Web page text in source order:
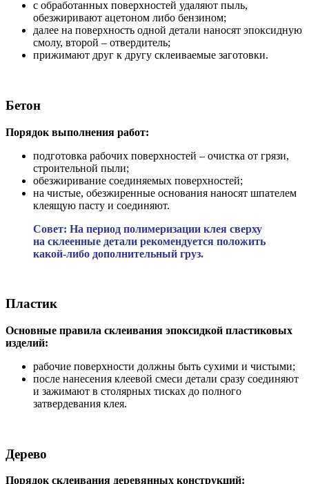
с обработанных поверхностей удаляют пыль,
обезжиривают ацетоном либо бензином;
далее на поверхность одной детали наносят эпоксидную
смолу, второй – отвердитель;
прижимают друг к другу склеиваемые заготовки.
Бетон
Порядок выполнения работ:
подготовка рабочих поверхностей – очистка от грязи,
строительной пыли;
обезжиривание соединяемых поверхностей;
на чистые, обезжиренные основания наносят шпателем
клеящую пасту и соединяют.
Совет: На период полимеризации клея сверху
на склеенные детали рекомендуется положить
какой-либо дополнительный груз.
Пластик
Основные правила склеивания эпоксидкой пластиковых
изделий:
рабочие поверхности должны быть сухими и чистыми;
после нанесения клеевой смеси детали сразу соединяют
и зажимают в столярных тисках до полного
затвердевания клея.
Дерево
Порядок склеивания деревянных конструкций: